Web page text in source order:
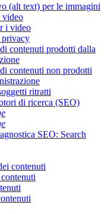
(alt text) per le immagini
video
i video
privacy
contenuti prodotti dalla
contenuti non prodotti
ritratti
di ricerca (SEO)
SEO: Search
contenuti